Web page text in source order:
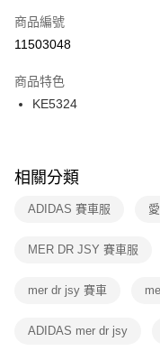
【「AFTEE先享後付」結帳
１．於結帳方式選擇「
２．訂單成立數日內，您將
３．收到繳費通知簡訊後14
ATM／網路銀行／等多元方
※ 交易是否成功請以「
是否繳費成功／繳費後需取
客戶支援中心」https://
１．透過由恩沛科技股份有
權轉讓予恩沛科技股份有限
３．未成年的使用者請事先
宅配
每筆NT$100，滿
付款後門市自取
每筆NT$100，滿
商品編號
11503048
商品特色
KE5324
相關分類
ADIDAS 賽車服
MER DR JSY 賽車服
mer dr jsy 賽車
ADIDAS mer dr jsy